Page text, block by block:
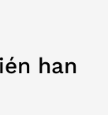
han